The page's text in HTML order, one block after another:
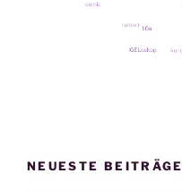
NEUESTE BEITRÄGE